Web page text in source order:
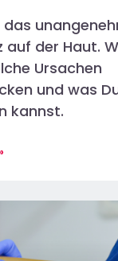
auf der Haut.
Ursachen
und was
kannst.